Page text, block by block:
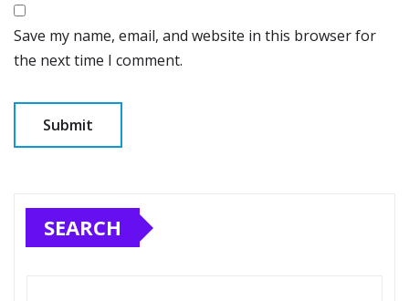
Save my name, email, and website in this browser for
the next time I comment.
SEARCH